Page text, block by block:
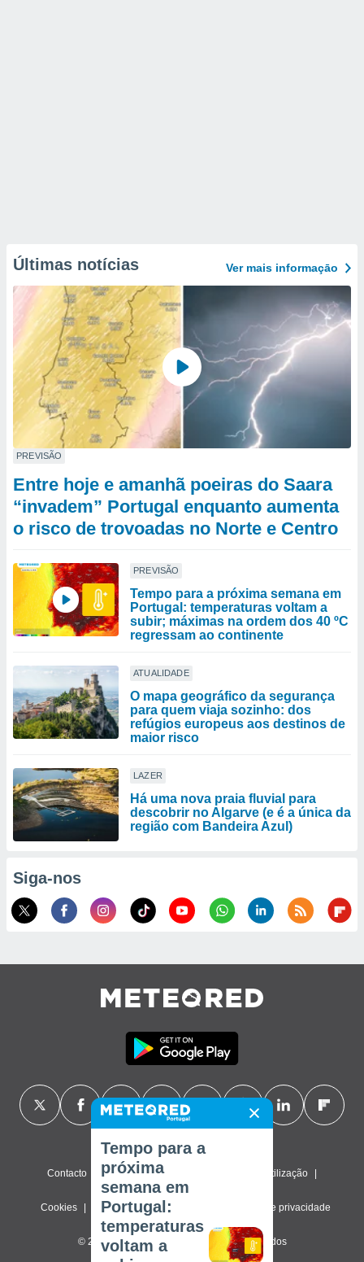
Últimas notícias Ver mais informaçāo
PREVISÃO
Entre hoje e amanhã poeiras do Saara
“invadem” Portugal enquanto aumenta
o risco de trovoadas no Norte e Centro
PREVISÃO
Tempo para a próxima semana em
Portugal: temperaturas voltam a
subir; máximas na ordem dos 40 ºC
regressam ao continente
ATUALIDADE
O mapa geográfico da segurança
para quem viaja sozinho: dos
refúgios europeus aos destinos de
maior risco
LAZER
Há uma nova praia fluvial para
descobrir no Algarve (e é a única da
região com Bandeira Azul)
Siga-nos
Contacto Sobre nós Termos de utilização
Cookies Política de privacidade Definições de privacidade
© 2026 Meteored. Todos os direitos reservados
Tempo para a
próxima
semana em
Portugal:
temperaturas
voltam a